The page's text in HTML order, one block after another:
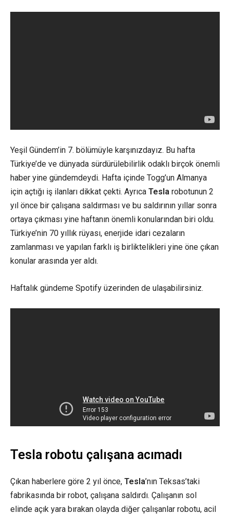
Yeşil Gündem’in 7. bölümüyle karşınızdayız. Bu hafta
Türkiye’de ve dünyada sürdürülebilirlik odaklı birçok önemli
haber yine gündemdeydi. Hafta içinde Togg’un Almanya
için açtığı iş ilanları dikkat çekti. Ayrıca Tesla robotunun 2
yıl önce bir çalışana saldırması ve bu saldırının yıllar sonra
ortaya çıkması yine haftanın önemli konularından biri oldu.
Türkiye’nin 70 yıllık rüyası, enerjide idari cezaların
zamlanması ve yapılan farklı iş birliktelikleri yine öne çıkan
konular arasında yer aldı.
Haftalık gündeme Spotify üzerinden de ulaşabilirsiniz.
Tesla robotu çalışana acımadı
Çıkan haberlere göre 2 yıl önce, Tesla’nın Teksas’taki
fabrikasında bir robot, çalışana saldırdı. Çalışanın sol
elinde açık yara bırakan olayda diğer çalışanlar robotu, acil